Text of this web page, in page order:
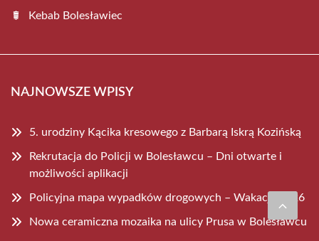
Kebab Bolesławiec
NAJNOWSZE WPISY
5. urodziny Kącika kresowego z Barbarą Iskrą Kozińską
Rekrutacja do Policji w Bolesławcu – Dni otwarte i
możliwości aplikacji
Policyjna mapa wypadków drogowych – Wakacje 2026
Nowa ceramiczna mozaika na ulicy Prusa w Bolesławcu